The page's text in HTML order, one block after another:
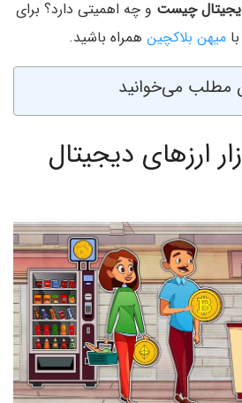
دیجیتال چیست و چه اهمیتی دارد؟ برای
میهن بلاکچین همراه باشید.
مطلب می‌خوانید
ارزهای دیجیتال